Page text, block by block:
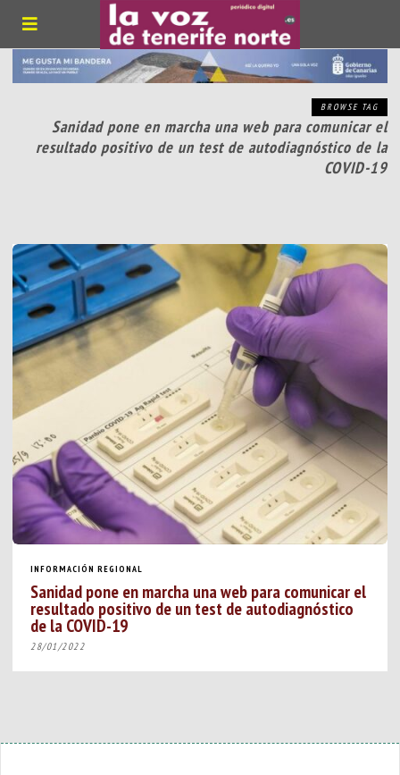
BROWSE TAG
Sanidad pone en marcha una web para comunicar el
resultado positivo de un test de autodiagnóstico de la
COVID-19
INFORMACIÓN REGIONAL
Sanidad pone en marcha una web para comunicar el
resultado positivo de un test de autodiagnóstico
de la COVID-19
28/01/2022